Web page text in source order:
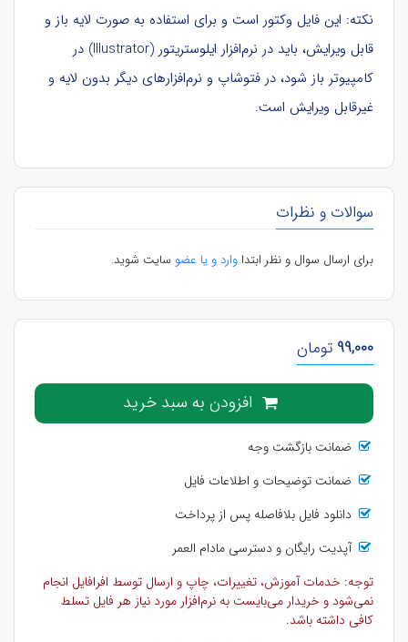
نکته: این فایل وکتور است و برای استفاده به صورت لایه باز و
قابل ویرایش، باید در نرم‌افزار ایلوستریتور (Illustrator) در
کامپیوتر باز شود، در فتوشاپ و نرم‌افزارهای دیگر بدون لایه و
غیرقابل ویرایش است.
سوالات و نظرات
برای ارسال سوال و نظر ابتداوارد و یا عضو سایت شوید.
99,000 تومان
افزودن به سبد خرید
ضمانت بازگشت وجه
ضمانت توضیحات و اطلاعات فایل
دانلود فایل بلافاصله پس از پرداخت
آپدیت رایگان و دسترسی مادام العمر
توجه: خدمات آموزش، تغییرات، چاپ و ارسال توسط افرافایل انجام
نمی‌شود و خریدار می‌بایست به نرم‌افزار مورد نیاز هر فایل تسلط
کافی داشته باشد.